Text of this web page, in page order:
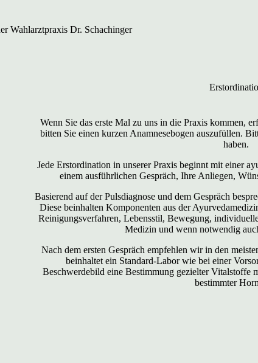
Wahlarztpraxis Dr. Schachinger
Wenn Sie das erste Mal zu uns in die Praxis kommen,
bitten Sie einen kurzen Anamnesebogen auszufüllen.
haben.
Jede Erstordination in unserer Praxis beginnt mit einer
einem ausführlichen Gespräch, Ihre Anliegen,
Basierend auf der Pulsdiagnose und dem Gespräch
Diese beinhalten Komponenten aus der
Reinigungsverfahren, Lebensstil, Bewegung,
Medizin und wenn notwendig
Nach dem ersten Gespräch empfehlen wir in den
beinhaltet ein Standard-Labor wie bei einer
Beschwerdebild eine Bestimmung gezielter Vitalstoffe
bestimmter